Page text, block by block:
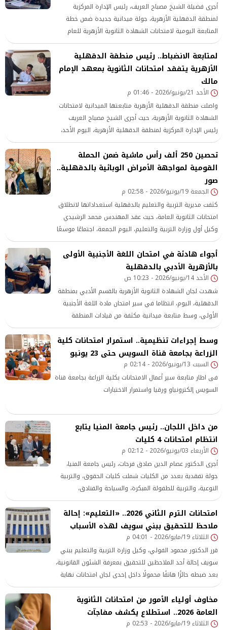
أجرى فضيلة الشيخ مصباح العريف، رئيس الإدارة المركزية
لمنطقة الدقهلية الأزهرية، جولة ميدانية جديدة ضمن خطة
المتابعة اليومية لامتحانات الشهادة الثانوية الأزهرية للعام
الدراسي 2025 - 2026
لمتابعة الانضباط.. رئيس منطقة الدقهلية
الأزهرية يتفقد امتحانات الثانوية بمعهد الإمام
مالك
الأحد 21/يونيو/2026 - 01:46 م
واصلت منطقة الدقهلية الأزهرية متابعتها الميدانية لامتحانات
الشهادة الثانوية الأزهرية، حيث أجرى الشيخ مصباح العريف
رئيس الإدارة المركزية لمنطقة الدقهلية الأزهرية، اليوم الأحد،
جولة تفقدية داخل لجان معهد الإمام مالك التابع لإدارة
المنصورة
تحصين 250 ألف رأس ماشية ضمن الحملة
القومية لمواجهة الأمراض الوبائية بالدقهلية..
صور
الجمعة 19/يونيو/2026 - 02:58 م
كثفت مديرية التربية والتعليم بالدقهلية استعداداتها لانطلاق
امتحانات الثانوية العامة، حيث عقد المهندس محمد الرشيدي
وكيل أول وزارة التربية والتعليم، اليوم الجمعة، اجتماعًا موسعًا
مع مديري ووكلاء الإدارات التعليمية ورؤساء اللجان، لمتابعة
التجهيزات النهائية والتأكيد على الالتزام بالتعليمات المنظمة
للعمل داخل اللجان.
أجواء هادئة في امتحان اللغة الأجنبية الأولى
بالأزهرية الأدبي بالدقهلية
الأحد 14/يونيو/2026 - 10:23 ص
شهدت لجان الشهادة الثانوية الأزهرية بالقسم الأدبي بمنطقة
الدقهلية، اليوم، انتظاما في سير امتحان مادة اللغة الأجنبية
الأولى، وسط متابعة ميدانية مكثفة من قيادات المنطقة
الأزهرية للتأكد من تطبيق التعليمات المنظمة للعمل داخل
اللجان وتوفير الأجواء المناسبة للطلاب.
وسط إجراءات تنظيمية.. استمرار امتحانات كلية
الزراعة بجامعة قناة السويس حتى 23 يونيو
السبت 13/يونيو/2026 - 02:14 م
فى اطار متابعة سير أعمال الامتحانات بكلية الزراعة بجامعة قناة
السويس إلكترونياو ورقيا واستمرار الاختبارات
من داخل اللجان.. رئيس جامعة المنيا يتابع
انتظام امتحانات 4 كليات
الأربعاء 03/يونيو/2026 - 02:12 م
أجرى الدكتور عصام الدين صادق فرحات، رئيس جامعة المنيا،
جولة تفقدية بعدد من الكليات شملت كليات الحقوق، والتربية
النوعية، والتربية للطفولة المبكرة، والسياحة والفنادق،
للاطمئنان على انتظام العملية الامتحانية والتأكد من توافر
الأجواء الملائمة التي تمكن الطلاب من أداء امتحاناتهم بسهولة
ويسر، بما يضمن تحقيق أعلى درجات الانضباط داخل اللجان.
امتحانات الترم الثاني 2026.. «التعليم»: إحالة
ملاحظ للتحقيق ببني سويف لهذه الأسباب
الثلاثاء 19/مايو/2026 - 04:01 م
قرر الدكتور محمود الفولي، وكيل وزارة التربية والتعليم ببني
سويف إحالة أحد الملاحظين للتحقيق بمعرفة الشئون القانونية،
بعد ضبطه حائزًا هاتفًا محمولًا داخل إحدى لجان امتحانات نهاية
الفصل الدراسي الثاني لسنوات النقل، مخالفةً للتعليمات
المنظمة لأعمال الامتحانات، مؤكدًا على عدم التهاون مع أي
مخالفة من شأنها الإخلال بضوابط العملية الامتحانية.
مخاوف أولياء الأمور من امتحانات الثانوية
العامة 2026.. استطلاع يكشف مفاجآت
الثلاثاء 19/مايو/2026 - 02:53 م